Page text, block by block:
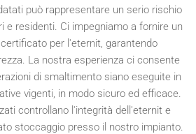
può rappresentare un serio rischio
e residenti. Ci impegniamo a fornire un
per l'eternit, garantendo
La nostra esperienza ci consente
di smaltimento siano eseguite in
vigenti, in modo sicuro ed efficace.
controllano l'integrità dell'eternit e
stoccaggio presso il nostro impianto.